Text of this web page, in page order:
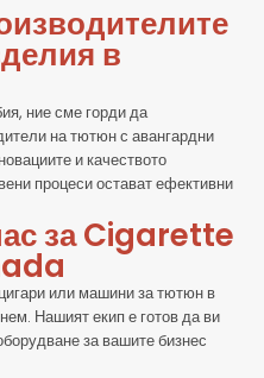
в
ние сме горди да
на тютюн с авангардни
и качеството
процеси остават ефективни
за Cigarette
или машини за тютюн в
Нашият екип е готов да ви
за вашите бизнес